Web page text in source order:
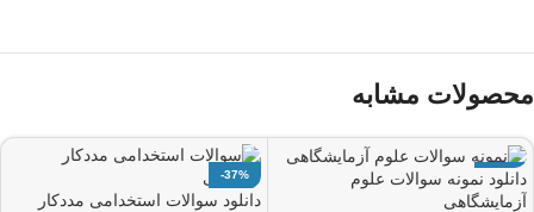
محصولات مشابه
-10%
دانلود نمونه سوالات علوم
آزمایشگاهی
-37%
دانلود سوالات استخدامی مددکار